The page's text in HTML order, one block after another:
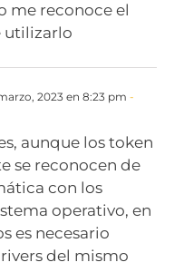
me reconoce el
utilizarlo
2023 en 8:23 pm -
aunque los token
se reconocen de
con los
operativo, en
es necesario
del mismo